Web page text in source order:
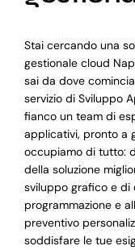
Stai cercando una
gestionale cloud
sai da dove
servizio di Sviluppo
fianco un team di
applicativi, pronto a
occupiamo di tutto:
della soluzione
sviluppo grafico e di
programmazione e
preventivo
soddisfare le tue